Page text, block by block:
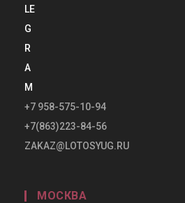
+7 958-575-10-94
+7(863)223-84-56
ZAKAZ@LOTOSYUG.RU
МОСКВА